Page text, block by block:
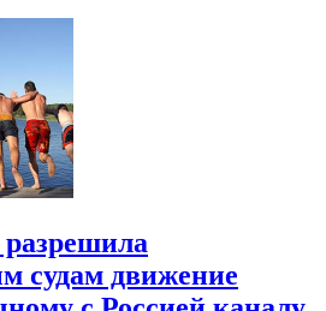
судам движение